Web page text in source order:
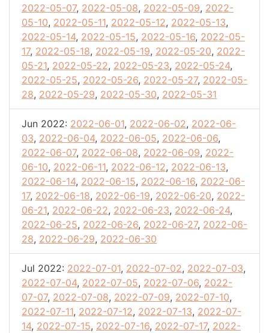
2022-05-07, 2022-05-08, 2022-05-09, 2022-
05-10, 2022-05-11, 2022-05-12, 2022-05-13,
2022-05-14, 2022-05-15, 2022-05-16, 2022-05-
17, 2022-05-18, 2022-05-19, 2022-05-20, 2022-
05-21, 2022-05-22, 2022-05-23, 2022-05-24,
2022-05-25, 2022-05-26, 2022-05-27, 2022-05-
28, 2022-05-29, 2022-05-30, 2022-05-31
Jun 2022: 2022-06-01, 2022-06-02, 2022-06-
03, 2022-06-04, 2022-06-05, 2022-06-06,
2022-06-07, 2022-06-08, 2022-06-09, 2022-
06-10, 2022-06-11, 2022-06-12, 2022-06-13,
2022-06-14, 2022-06-15, 2022-06-16, 2022-06-
17, 2022-06-18, 2022-06-19, 2022-06-20, 2022-
06-21, 2022-06-22, 2022-06-23, 2022-06-24,
2022-06-25, 2022-06-26, 2022-06-27, 2022-06-
28, 2022-06-29, 2022-06-30
Jul 2022: 2022-07-01, 2022-07-02, 2022-07-03,
2022-07-04, 2022-07-05, 2022-07-06, 2022-
07-07, 2022-07-08, 2022-07-09, 2022-07-10,
2022-07-11, 2022-07-12, 2022-07-13, 2022-07-
14, 2022-07-15, 2022-07-16, 2022-07-17, 2022-